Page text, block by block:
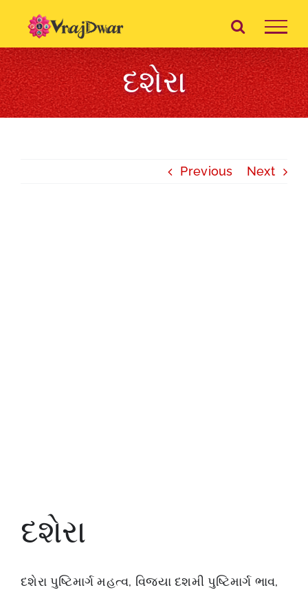
content
દશેરા
Previous Next
દશેરા
દશેરા પુષ્ટિમાર્ગ મહત્વ, વિજયા દશમી પુષ્ટિમાર્ગ ભાવ,